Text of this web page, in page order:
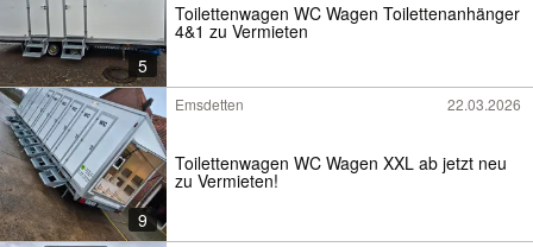
5
Toilettenwagen WC Wagen Toilettenanhänger
4&1 zu Vermieten
9
Emsdetten 22.03.2026
Toilettenwagen WC Wagen XXL ab jetzt neu
zu Vermieten!